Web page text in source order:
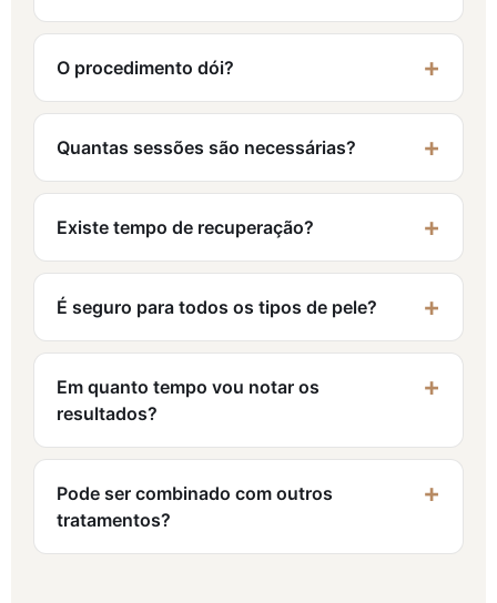
O procedimento dói?
Quantas sessões são necessárias?
Existe tempo de recuperação?
É seguro para todos os tipos de pele?
Em quanto tempo vou notar os
resultados?
Pode ser combinado com outros
tratamentos?